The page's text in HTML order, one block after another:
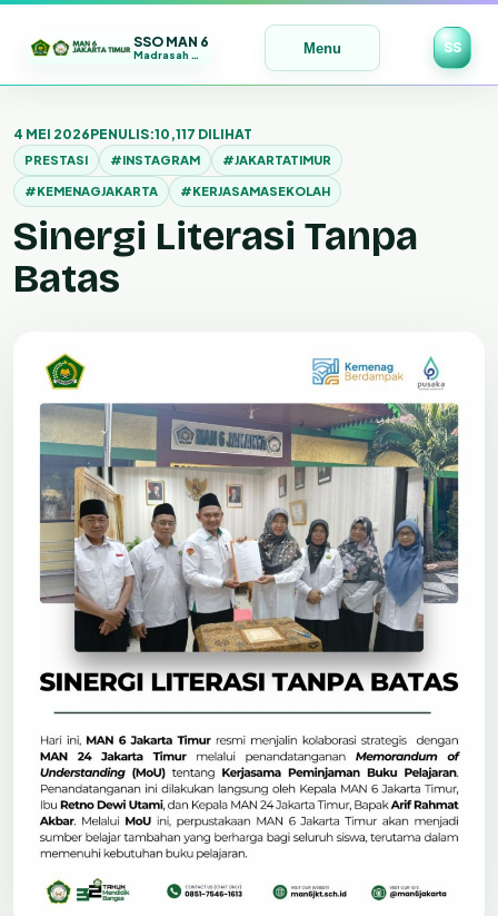
SSO MAN 6
Madrasah Maju | Bermutu | Mendunia Menu SS
ke
konten
4 MEI 2026PENULIS:10,117 DILIHAT
PRESTASI #INSTAGRAM #JAKARTATIMUR
#KEMENAGJAKARTA #KERJASAMASEKOLAH
Sinergi Literasi Tanpa
Batas